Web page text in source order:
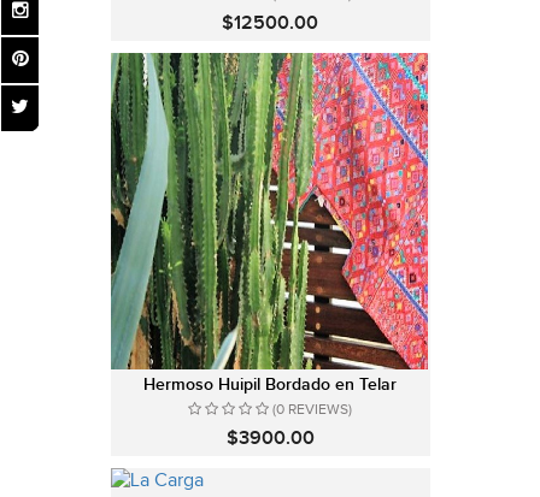
$12500.00
Hermoso Huipil Bordado en Telar
(0 REVIEWS)
$3900.00